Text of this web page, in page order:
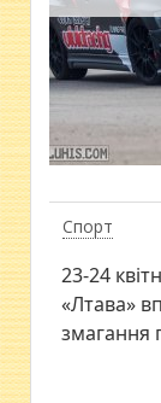
Спорт
23-24
«Лтава»
змагання